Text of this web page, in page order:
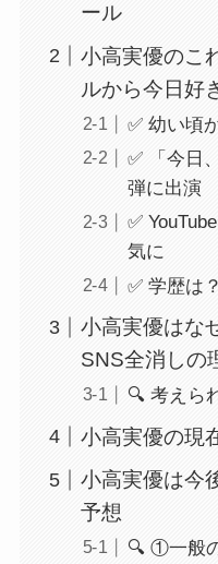
ール
小高実優のこ
ルから今日好
✅ 幼い頃
✅ 「今日
弾に出演
✅
気に
✅ 学歴は
小高実優はな
SNS全消しの
🔍 考えら
小高実優の現
小高実優は今
予想
🔍 ①一般